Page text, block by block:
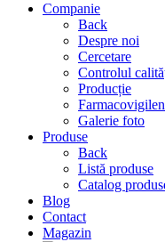
Companie
Back
Despre noi
Cercetare
Controlul
Producție
Galerie foto
Produse
Back
Listă produse
Catalog
Blog
Contact
Magazin